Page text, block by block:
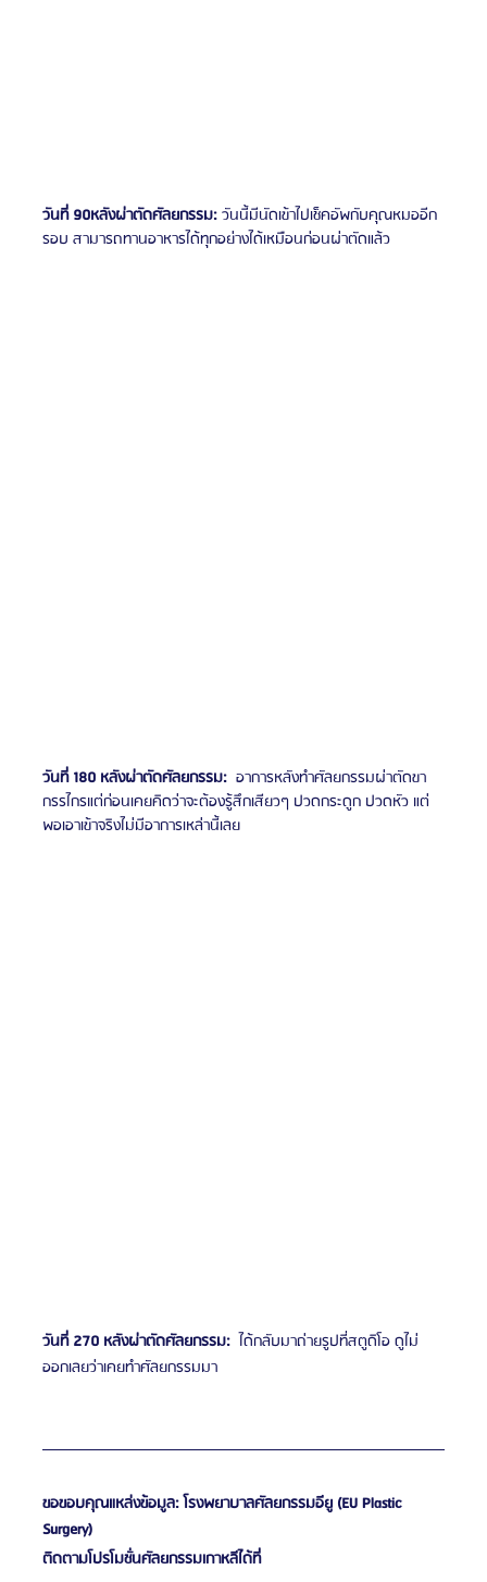
วันที่ 90หลังผ่าตัดศัลยกรรม: วันนี้มีนัดเข้าไปเช็คอัพกับคุณหมออีก
รอบ สามารถทานอาหารได้ทุกอย่างได้เหมือนก่อนผ่าตัดแล้ว
วันที่ 180 หลังผ่าตัดศัลยกรรม: อาการหลังทำศัลยกรรมผ่าตัดขา
กรรไกรแต่ก่อนเคยคิดว่าจะต้องรู้สึกเสียวๆ ปวดกระดูก ปวดหัว แต่
พอเอาเข้าจริงไม่มีอาการเหล่านี้เลย
วันที่ 270 หลังผ่าตัดศัลยกรรม:
  ได้กลับมาถ่ายรูปที่สตูดิโอ ดูไม่
ออกเลยว่าเคยทำศัลยกรรมมา
ขอขอบคุณแหล่งข้อมูล: โรงพยาบาลศัลยกรรมอียู (EU Plastic
Surgery)
ติดตามโปรโมชั่นศัลยกรรมเกาหลีได้ที่